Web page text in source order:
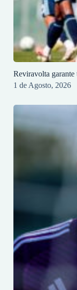
Reviravolta garante
1 de Agosto, 2026